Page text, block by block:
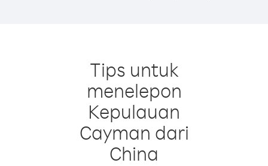
Tips untuk
menelepon
Kepulauan
Cayman dari
China